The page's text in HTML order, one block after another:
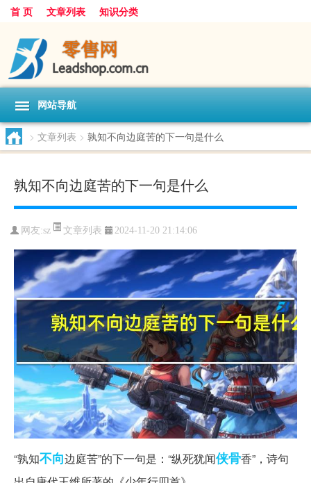
首 页 文章列表 知识分类
网站导航
> 文章列表 > 孰知不向边庭苦的下一句是什么
孰知不向边庭苦的下一句是什么
网友:sz 文章列表 2024-11-20 21:14:06
“孰知不向边庭苦”的下一句是：“纵死犹闻侠骨香”，诗句